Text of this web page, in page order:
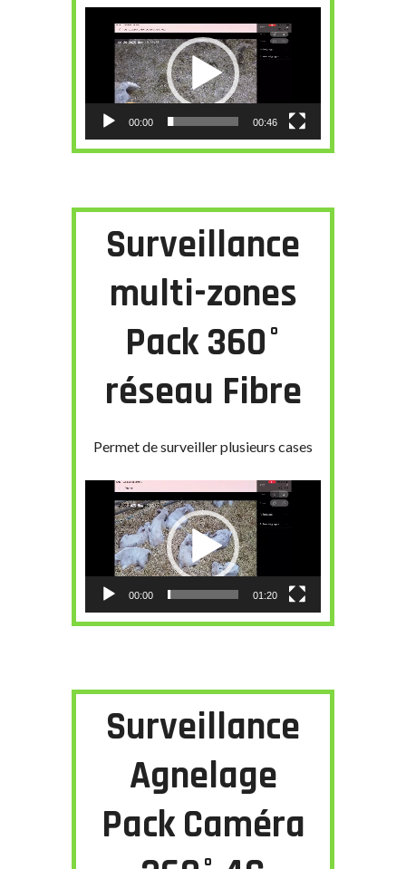
vidéo
00:00 00:46
Surveillance
multi-zones
Pack 360°
réseau Fibre
Permet de surveiller plusieurs cases
Lecteur
vidéo
00:00 01:20
Surveillance
Agnelage
Pack Caméra